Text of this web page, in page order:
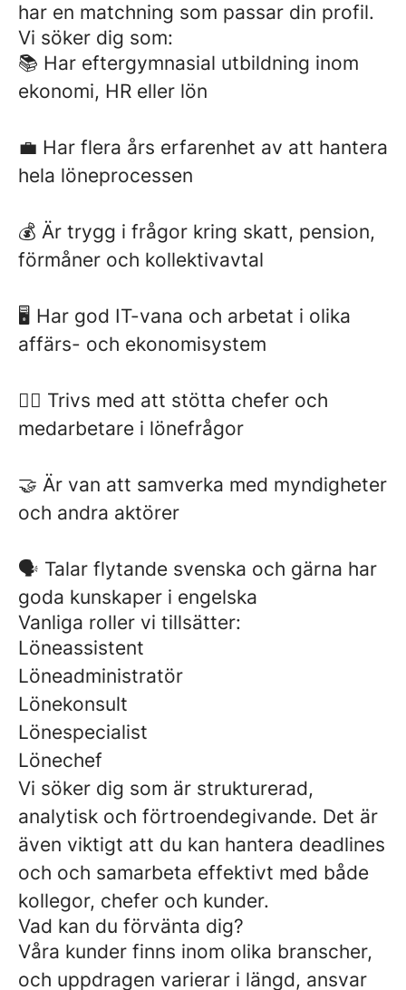
har en matchning som passar din profil.
Vi söker dig som:
📚 Har eftergymnasial utbildning inom
ekonomi, HR eller lön
💼 Har flera års erfarenhet av att hantera
hela löneprocessen
💰 Är trygg i frågor kring skatt, pension,
förmåner och kollektivavtal
🖥️ Har god IT-vana och arbetat i olika
affärs- och ekonomisystem
🙋‍♀️ Trivs med att stötta chefer och
medarbetare i lönefrågor
🤝 Är van att samverka med myndigheter
och andra aktörer
🗣️ Talar flytande svenska och gärna har
goda kunskaper i engelska
Vanliga roller vi tillsätter:
Löneassistent
Löneadministratör
Lönekonsult
Lönespecialist
Lönechef
Vi söker dig som är strukturerad,
analytisk och förtroendegivande. Det är
även viktigt att du kan hantera deadlines
och och samarbeta effektivt med både
kollegor, chefer och kunder.
Vad kan du förvänta dig?
Våra kunder finns inom olika branscher,
och uppdragen varierar i längd, ansvar